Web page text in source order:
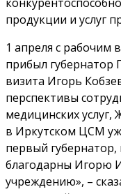
продукции и услуг
1 апреля с
прибыл губернатор
визита Игорь
перспективы
медицинских услуг,
в Иркутском ЦСМ
первый
благодарны Игорю
учреждению», –